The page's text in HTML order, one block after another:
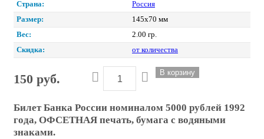
Страна:
Россия
Размер:
145х70 мм
Вес:
2.00 гр.
Скидка:
от количества
150 руб.
Билет Банка России номиналом 5000 рублей 1992
года, ОФСЕТНАЯ печать, бумага с водяными
знаками.